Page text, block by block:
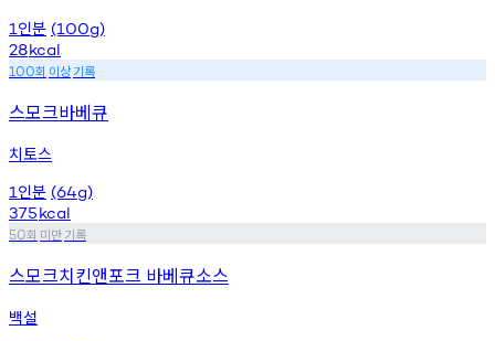
1 인분 (100g)
28kcal
100회 이상기록
스모크바베큐
치토스
1 인분 (64g)
375kcal
50회 미만기록
스모크치킨앤포크 바베큐소스
백설